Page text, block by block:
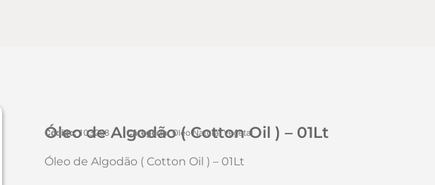
Óleo de Algodão ( Cotton Oil ) – 01Lt
Código:103268 Categoria: Oleo Natural Vegetal
Óleo de Algodão ( Cotton Oil ) – 01Lt